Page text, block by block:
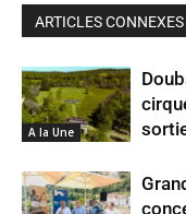
ARTICLES CONNEXES
A la Une